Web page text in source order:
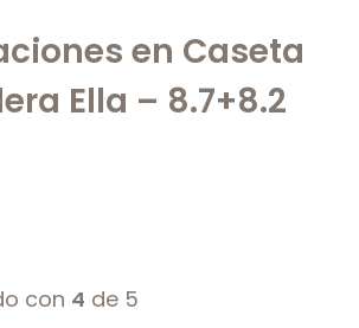
en Caseta
Ella – 8.7+8.2
con 4 de 5